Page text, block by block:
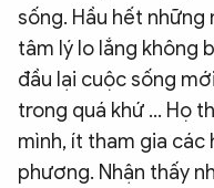
sống. Hầu hết
tâm lý lo lắng không
đầu lại cuộc sống
trong quá khứ ... Họ
mình, ít tham gia các
phương. Nhận thấy